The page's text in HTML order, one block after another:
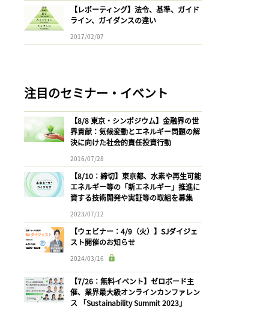
【レポーティング】法令、基準、ガイド
ライン、ガイダンスの違い
2017/02/07
注目のセミナー・イベント
【8/8 東京・シンポジウム】金融界の世
界貢献：気候変動とエネルギー問題の解
決に向けた社会的責任投資行動
2016/07/28
【8/10：締切】東京都、水素や再生可能
エネルギー等の「新エネルギー」推進に
資する技術開発や実証等の取組を募集
2023/07/12
【ウェビナー：4/9（火）】SJダイジェ
スト開催のお知らせ
2024/03/16
【7/26：無料イベント】ゼロボード主
催、業界最大級オンラインカンファレン
ス 「Sustainability Summit 2023」